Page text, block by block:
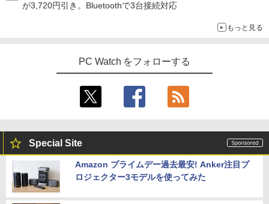
が3,720円引き。Bluetoothで3台接続対応
もっと見る
PC Watch をフォローする
Special Site
Amazon プライムデー過去最安! Anker注目プ
ロジェクター3モデルを使ってみた